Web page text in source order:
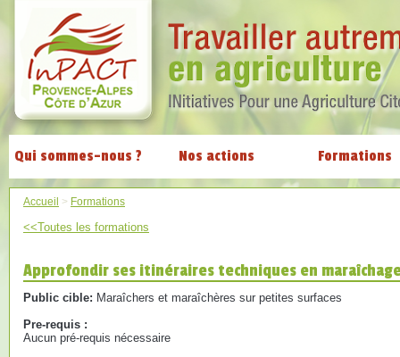
Qui sommes-nous ? Nos actions Formations
Accueil > Formations
<<Toutes les formations
Approfondir ses itinéraires techniques en
Public cible: Maraîchers et maraîchères sur petites surfaces
Pre-requis :
Aucun pré-requis nécessaire